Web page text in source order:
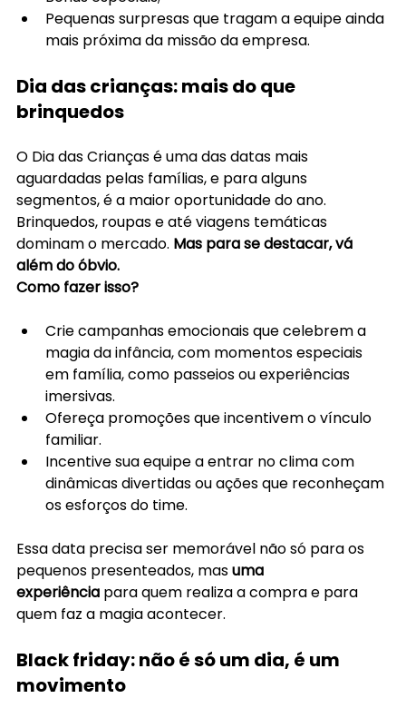
Pequenas surpresas que tragam a equipe ainda
mais próxima da missão da empresa.
Dia das crianças: mais do que
brinquedos
O Dia das Crianças é uma das datas mais
aguardadas pelas famílias, e para alguns
segmentos, é a maior oportunidade do ano.
Brinquedos, roupas e até viagens temáticas
dominam o mercado. Mas para se destacar, vá
além do óbvio.
Como fazer isso?
Crie campanhas emocionais que celebrem a
magia da infância, com momentos especiais
em família, como passeios ou experiências
imersivas.
Ofereça promoções que incentivem o vínculo
familiar.
Incentive sua equipe a entrar no clima com
dinâmicas divertidas ou ações que reconheçam
os esforços do time.
Essa data precisa ser memorável não só para os
pequenos presenteados, mas uma
experiência para quem realiza a compra e para
quem faz a magia acontecer.
Black friday: não é só um dia, é um
movimento